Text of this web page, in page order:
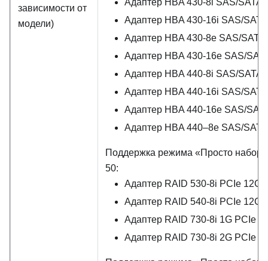
зависимости от
модели)
Адаптер HBA 430-8i SAS/SATA
Адаптер HBA 430-16i SAS/
Адаптер HBA 430-8e SAS/SATA
Адаптер HBA 430-16e SAS/
Адаптер HBA 440-8i SAS/SATA
Адаптер HBA 440-16i SAS/
Адаптер HBA 440-16e SAS/
Адаптер HBA 440–8e SAS/
Поддержка режима «Просто набор
50:
Адаптер RAID 530-8i PCIe 12G
Адаптер RAID 540-8i PCIe 12G
Адаптер RAID 730-8i 1G PCIe
Адаптер RAID 730-8i 2G PCIe